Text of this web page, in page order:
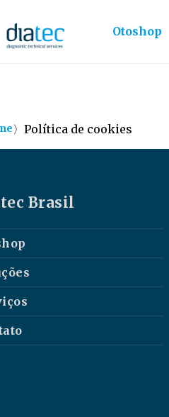
Otoshop
〉 Política de cookies
Brasil